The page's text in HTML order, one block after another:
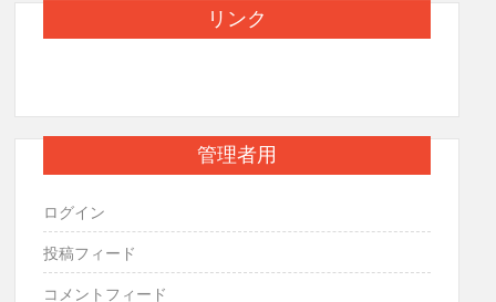
リンク
管理者用
ログイン
投稿フィード
コメントフィード